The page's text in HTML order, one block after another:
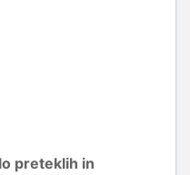
preteklih in